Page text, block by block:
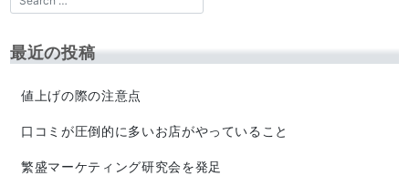
最近の投稿
値上げの際の注意点
口コミが圧倒的に多いお店がやっていること
繁盛マーケティング研究会を発足